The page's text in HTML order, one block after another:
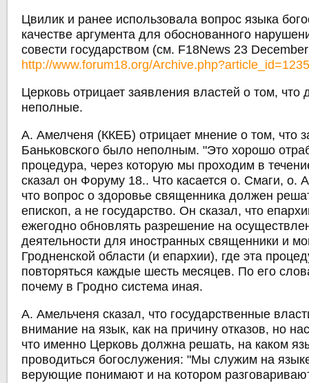
Цвилик и ранее использовала вопрос языка
качестве аргумента для обоснованного
совести государством (см. F18News 23
http://www.forum18.org/
Церковь отрицает заявления властей о том,
неполные.
А. Амелченя (ККЕБ) отрицает мнение о том, что
Баньковского было неполным. "Это хорошо
процедура, через которую мы проходим в
сказал он Форуму 18.. Что касается о. Смаги, о.
что вопрос о здоровье священника должен
епископ, а не государство. Он сказал, что
ежегодно обновлять разрешение на
деятельности для иностранных священники и
Гродненской области (и епархии), где эта
повторяться каждые шесть месяцев. По его
почему в Гродно система иная.
А. Амельченя сказал, что государственные
внимание на язык, как на причину отказов, но
что именно Церковь должна решать, на каком
проводиться богослужения: "Мы служим на
верующие понимают и на котором